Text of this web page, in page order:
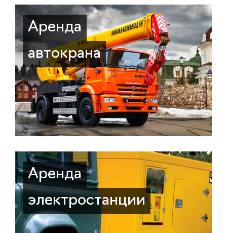
Аренда
автокрана
Аренда
электростанции